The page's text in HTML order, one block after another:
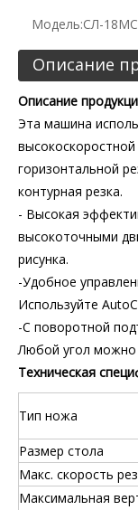
Модель:СЛ-18МС
Описание
Описание
Эта машина
горизонтальной
контурная резка.
- Высокая
высокоточными
рисунка.
-Удобное
Используйте
-С поворотной
Любой угол можно
Техническая
Тип ножа
Размер стола
Макс. скорость
Максимальная